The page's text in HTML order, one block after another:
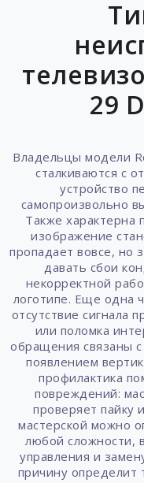
29
Владельцы модели
сталкиваются с
устройство
самопроизвольно
Также характерна
изображение
пропадает вовсе, но
давать сбои
некорректной
логотипе. Еще одна
отсутствие сигнала
или поломка
обращения связаны
появлением
профилактика
повреждений:
проверяет
мастерской можно
любой сложности,
управления и
причину определит